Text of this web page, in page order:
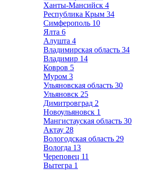
Ханты-Мансийск 4
Республика Крым 34
Симферополь 10
Ялта 6
Алушта 4
Владимирская область 34
Владимир 14
Ковров 5
Муром 3
Ульяновская область 30
Ульяновск 25
Димитровград 2
Новоульяновск 1
Мангистауская область 30
Актау 28
Вологодская область 29
Вологда 13
Череповец 11
Вытегра 1